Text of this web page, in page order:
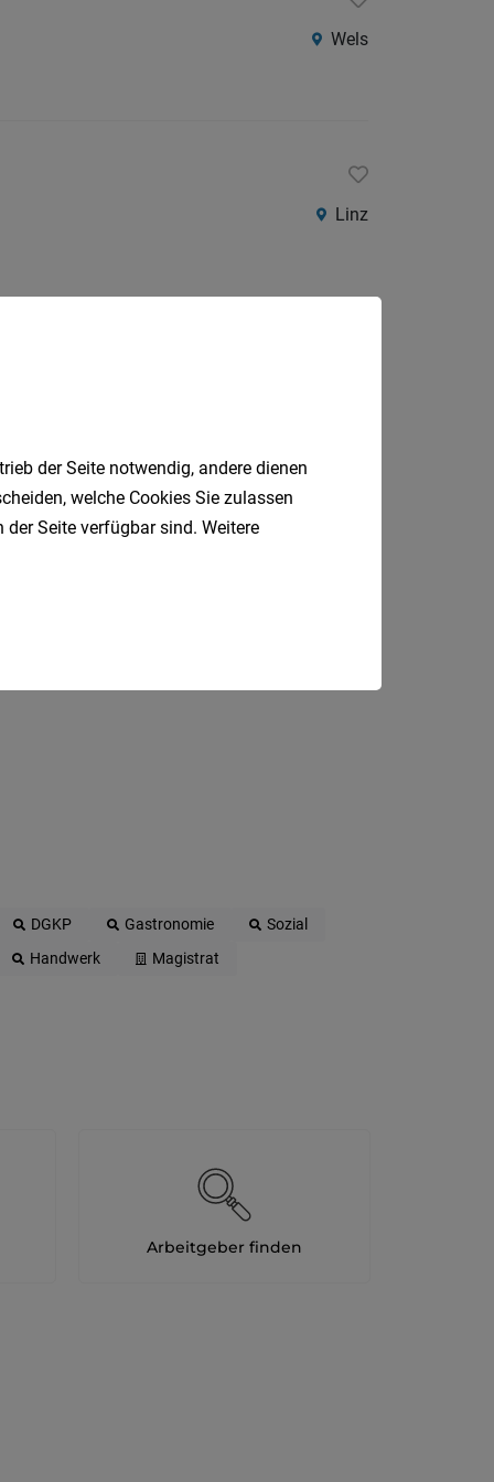
Wels
Linz
Mail.
DGKP Gastronomie
Sozial
Handwerk
Magistrat
Arbeitgeber finden
der Seite notwendig, andere dienen
welche Cookies Sie zulassen
Seite verfügbar sind. Weitere